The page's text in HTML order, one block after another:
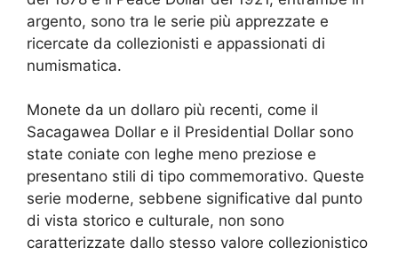
argento, sono tra le serie più apprezzate e
ricercate da collezionisti e appassionati di
numismatica.
Monete da un dollaro più recenti, come il
Sacagawea Dollar e il Presidential Dollar sono
state coniate con leghe meno preziose e
presentano stili di tipo commemorativo. Queste
serie moderne, sebbene significative dal punto
di vista storico e culturale, non sono
caratterizzate dallo stesso valore collezionistico